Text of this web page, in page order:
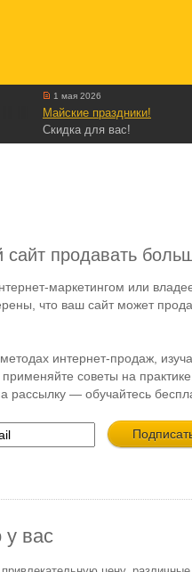
1 мая 2026
Майские праздники!
Скидка для вас!
сайт продавать
маркетингом или
что ваш сайт может
интернет-продаж,
советы на практике.
рассылку — обучайтесь
у вас